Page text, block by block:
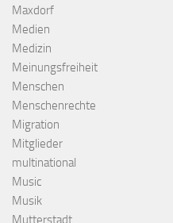
Maxdorf
Medien
Medizin
Meinungsfreiheit
Menschen
Menschenrechte
Migration
Mitglieder
multinational
Music
Musik
Mutterstadt